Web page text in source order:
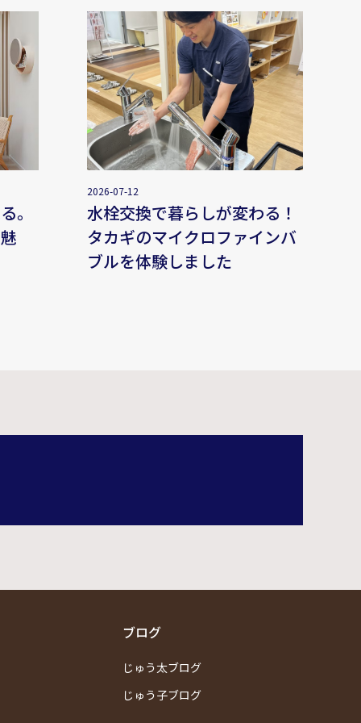
。
2026-07-12
水栓交換で暮らしが変わる！
タカギのマイクロファインバ
ブルを体験しました
ブログ
じゅう太ブログ
じゅう子ブログ